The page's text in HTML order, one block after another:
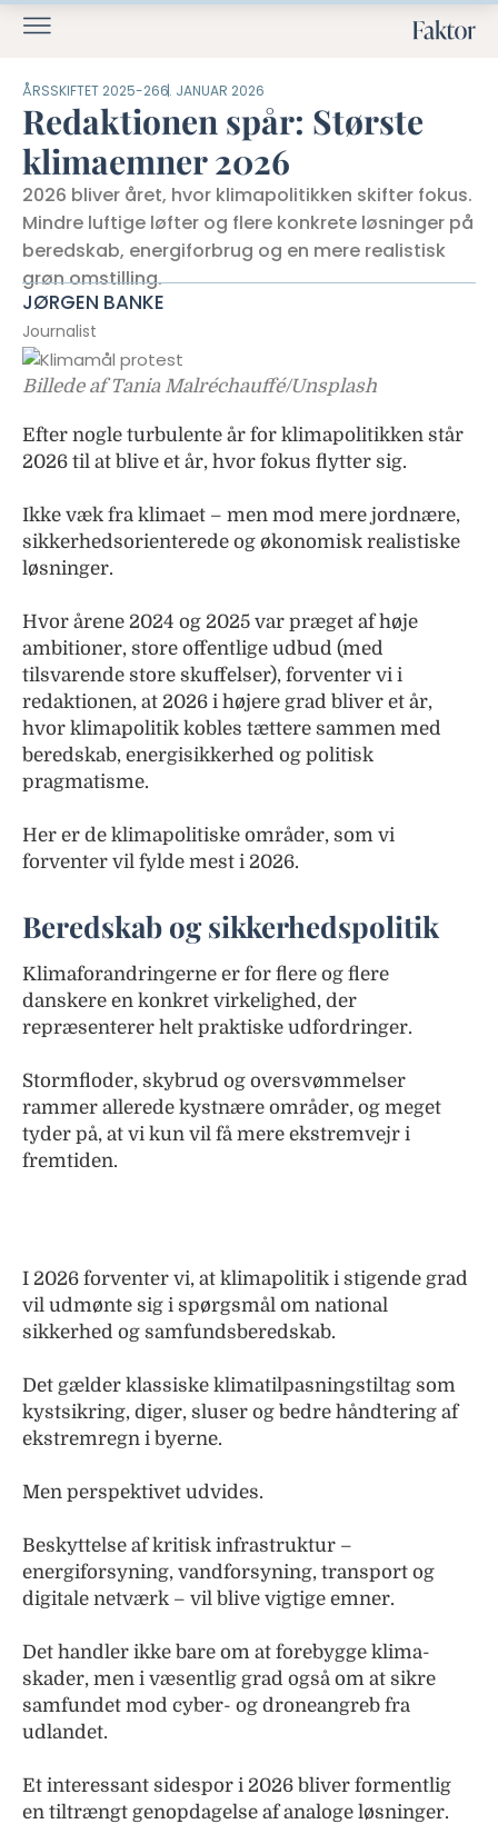
ÅRSSKIFTET 2025-266. JANUAR 2026
Redaktionen spår: Største
klimaemner 2026
2026 bliver året, hvor klimapolitikken skifter fokus.
Mindre luftige løfter og flere konkrete løsninger på
beredskab, energiforbrug og en mere realistisk
grøn omstilling.
JØRGEN BANKE
Journalist
Billede af Tania Malréchauffé/Unsplash
Efter nogle turbulente år for klimapolitikken står
2026 til at blive et år, hvor fokus flytter sig.
Ikke væk fra klimaet – men mod mere jordnære,
sikkerhedsorienterede og økonomisk realistiske
løsninger.
Hvor årene 2024 og 2025 var præget af høje
ambitioner, store offentlige udbud (med
tilsvarende store skuffelser), forventer vi i
redaktionen, at 2026 i højere grad bliver et år,
hvor klimapolitik kobles tættere sammen med
beredskab, energisikkerhed og politisk
pragmatisme.
Her er de klimapolitiske områder, som vi
forventer vil fylde mest i 2026.
Beredskab og sikkerhedspolitik
Klimaforandringerne er for flere og flere
danskere en konkret virkelighed, der
repræsenterer helt praktiske udfordringer.
Stormfloder, skybrud og oversvømmelser
rammer allerede kystnære områder, og meget
tyder på, at vi kun vil få mere ekstremvejr i
fremtiden.
I 2026 forventer vi, at klimapolitik i stigende grad
vil udmønte sig i spørgsmål om national
sikkerhed og samfundsberedskab.
Det gælder klassiske klimatilpasningstiltag som
kystsikring, diger, sluser og bedre håndtering af
ekstremregn i byerne.
Men perspektivet udvides.
Beskyttelse af kritisk infrastruktur –
energiforsyning, vandforsyning, transport og
digitale netværk – vil blive vigtige emner.
Det handler ikke bare om at forebygge klima-
skader, men i væsentlig grad også om at sikre
samfundet mod cyber- og droneangreb fra
udlandet.
Et interessant sidespor i 2026 bliver formentlig
en tiltrængt genopdagelse af analoge løsninger.